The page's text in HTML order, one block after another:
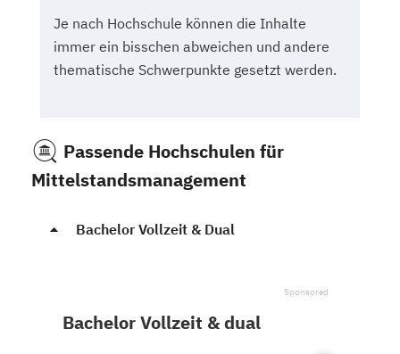
Je nach Hochschule können die Inhalte
immer ein bisschen abweichen und andere
thematische Schwerpunkte gesetzt werden.
Passende Hochschulen für
Mittelstandsmanagement
Bachelor Vollzeit & Dual
Bachelor Vollzeit & dual